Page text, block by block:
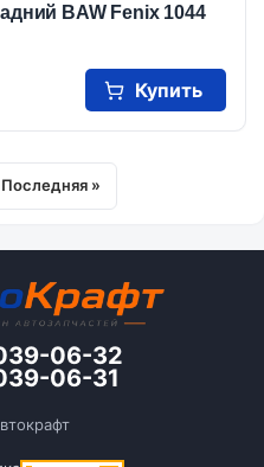
BAW Fenix 1044
Купить
Последняя
Последняя »
06-32
06-31